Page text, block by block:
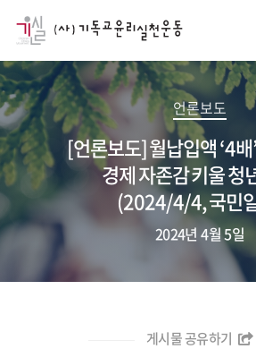
언론보도
[언론보도] 월납입액 ‘4
경제 자존감 키울 청
(2024/4/4, 국민
2024년 4월 5일
게시물 공유하기